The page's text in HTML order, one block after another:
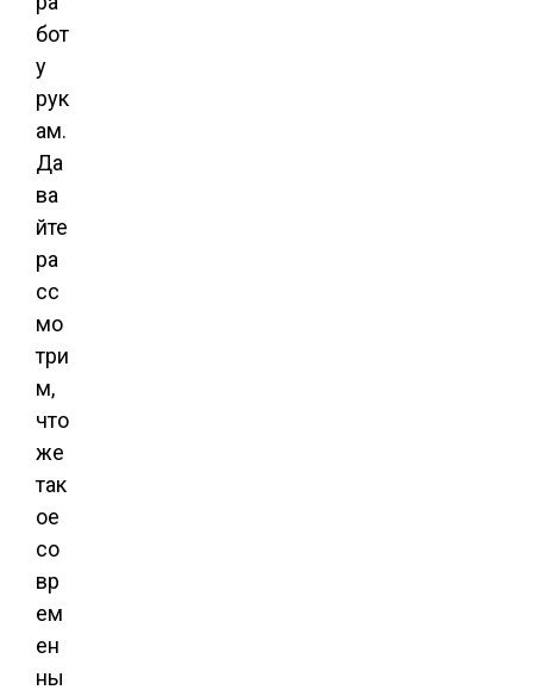
бот
у
рук
ам.
Да
ва
йте
ра
сс
мо
три
м,
что
же
так
ое
со
вр
ем
ен
ны